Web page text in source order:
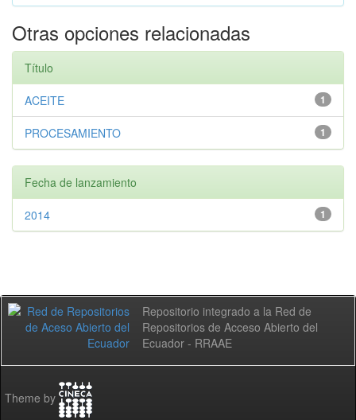
Otras opciones relacionadas
Título
1
ACEITE
1
PROCESAMIENTO
Fecha de lanzamiento
1
2014
Repositorio integrado a la Red de
Repositorios de Acceso Abierto del
Ecuador - RRAAE
Theme by